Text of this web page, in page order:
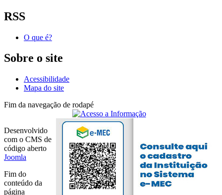
RSS
O que é?
Sobre o site
Acessibilidade
Mapa do site
Fim da navegação de rodapé
Desenvolvido
com o CMS de
código aberto
Joomla
Fim do
conteúdo da
página